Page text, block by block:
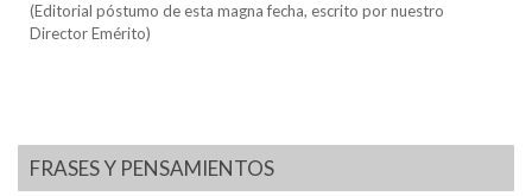
(Editorial póstumo de esta magna fecha, escrito por nuestro
Director Emérito)
FRASES Y PENSAMIENTOS